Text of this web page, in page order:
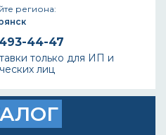
региона:
44-47
только для ИП и
лиц